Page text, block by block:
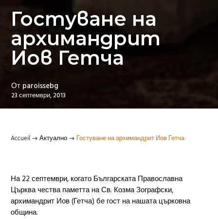
Гостуване на
архимандрит
Иов Гетча
От paroissebg
23 септември, 2013
Accueil $ Актуално $ Гостуване на архимандрит Иов Гетча
На 22 септември, когато Българската Православна
Църква чества паметта на Св. Козма Зографски,
архимандрит Иов (Гетча) бе гост на нашата църковна
община.